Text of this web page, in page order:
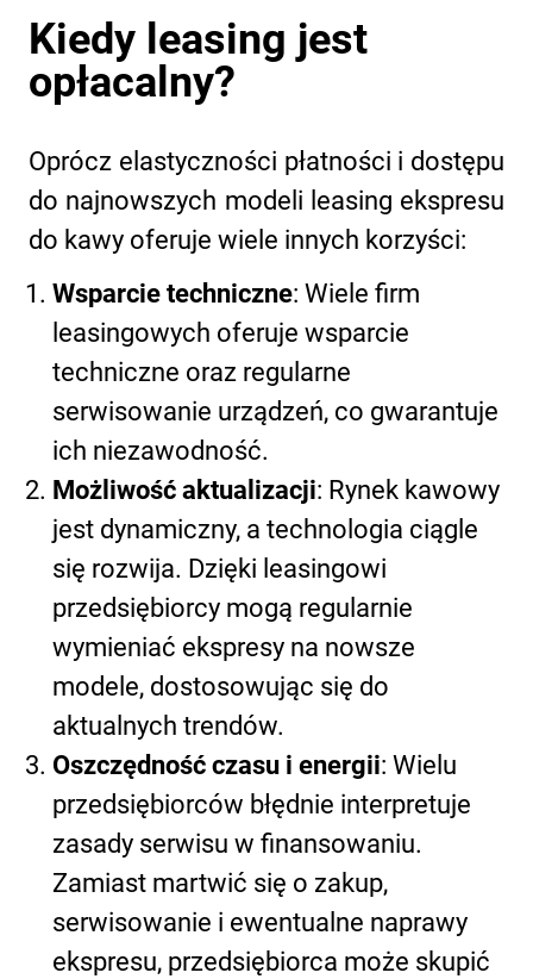
Kiedy leasing jest
opłacalny?
Oprócz elastyczności płatności i dostępu
do najnowszych modeli leasing ekspresu
do kawy oferuje wiele innych korzyści:
Wsparcie techniczne: Wiele firm
leasingowych oferuje wsparcie
techniczne oraz regularne
serwisowanie urządzeń, co gwarantuje
ich niezawodność.
Możliwość aktualizacji: Rynek kawowy
jest dynamiczny, a technologia ciągle
się rozwija. Dzięki leasingowi
przedsiębiorcy mogą regularnie
wymieniać ekspresy na nowsze
modele, dostosowując się do
aktualnych trendów.
Oszczędność czasu i energii: Wielu
przedsiębiorców błędnie interpretuje
zasady serwisu w finansowaniu.
Zamiast martwić się o zakup,
serwisowanie i ewentualne naprawy
ekspresu, przedsiębiorca może skupić